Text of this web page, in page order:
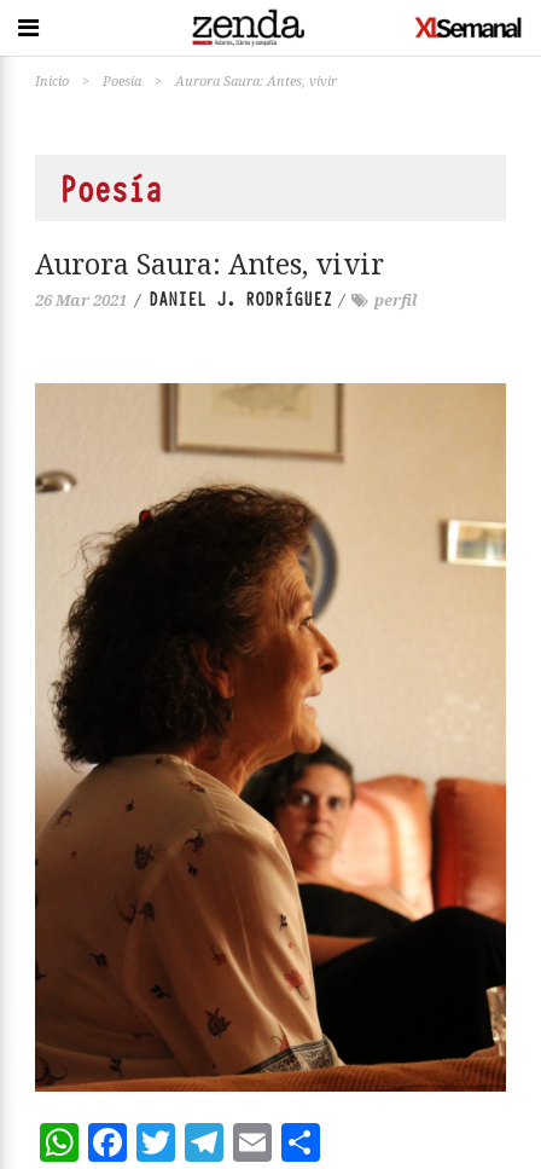
Inicio > Poesía > Aurora Saura: Antes, vivir
Poesía
Aurora Saura: Antes, vivir
26 Mar 2021 / DANIEL J. RODRÍGUEZ / perfil
WhatsApp
Facebook
Twitter
Telegram
Email